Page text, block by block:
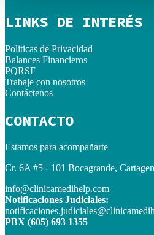
LINKS DE INTERÉS
Politicas de Privacidad
Balances Financieros
PQRSF
Trabaje con nosotros
Contáctenos
CONTACTO
Estamos para acompañarte
Cr. 6A #5 - 101 Bocagrande,
info@clinicamedihelp.com
Notificaciones Judiciales:
PBX (605) 693 1355